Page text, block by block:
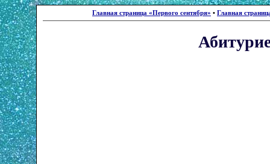
Главная страница «Первого сентября» • Главная